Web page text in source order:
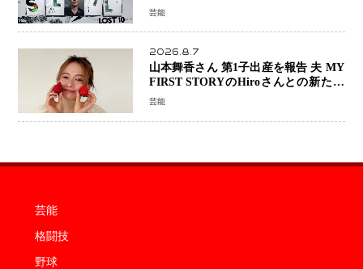
演『LOST10』で異色バディ結成
芸能
2026.8.7
山本舞香さん 第1子出産を報告 夫 MY
FIRST STORYのHiroさんとの新たな
家族生活「母子ともに健康」
芸能
芸能
格闘技
野球